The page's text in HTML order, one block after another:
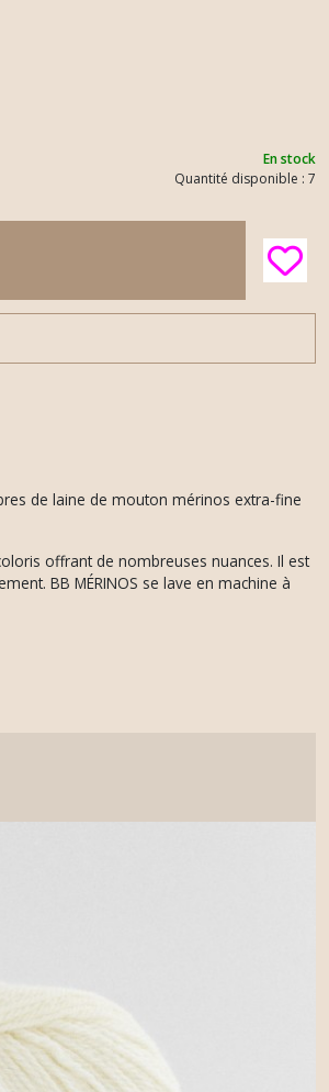
En stock
Quantité disponible : 7
de laine de mouton mérinos extra-fine
offrant de nombreuses nuances. Il est
BB MÉRINOS se lave en machine à